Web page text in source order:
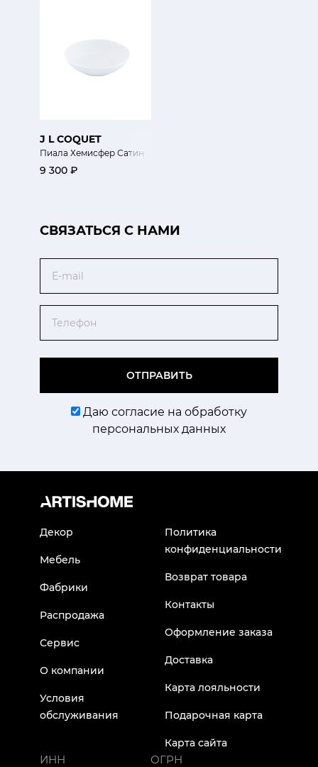
J L COQUET
Пиала Хемисфер Сатин
9 300 ₽
CВЯЗАТЬСЯ С НАМИ
ОТПРАВИТЬ
Даю согласие на обработку
персональных данных
Декор
Мебель
Фабрики
Распродажа
Сервис
О компании
Условия
обслуживания
Политика
конфиденциальности
Возврат товара
Контакты
Оформление заказа
Доставка
Карта лояльности
Подарочная карта
Карта сайта
ИНН
ОГРН